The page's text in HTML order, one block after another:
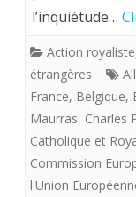
l’inquiétude…
Action royaliste
étrangères
France, Belgique,
Maurras, Charles
Catholique et
Commission
l'Union